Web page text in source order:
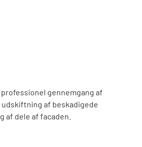
gennemgang af
af beskadigede
af dele af facaden.